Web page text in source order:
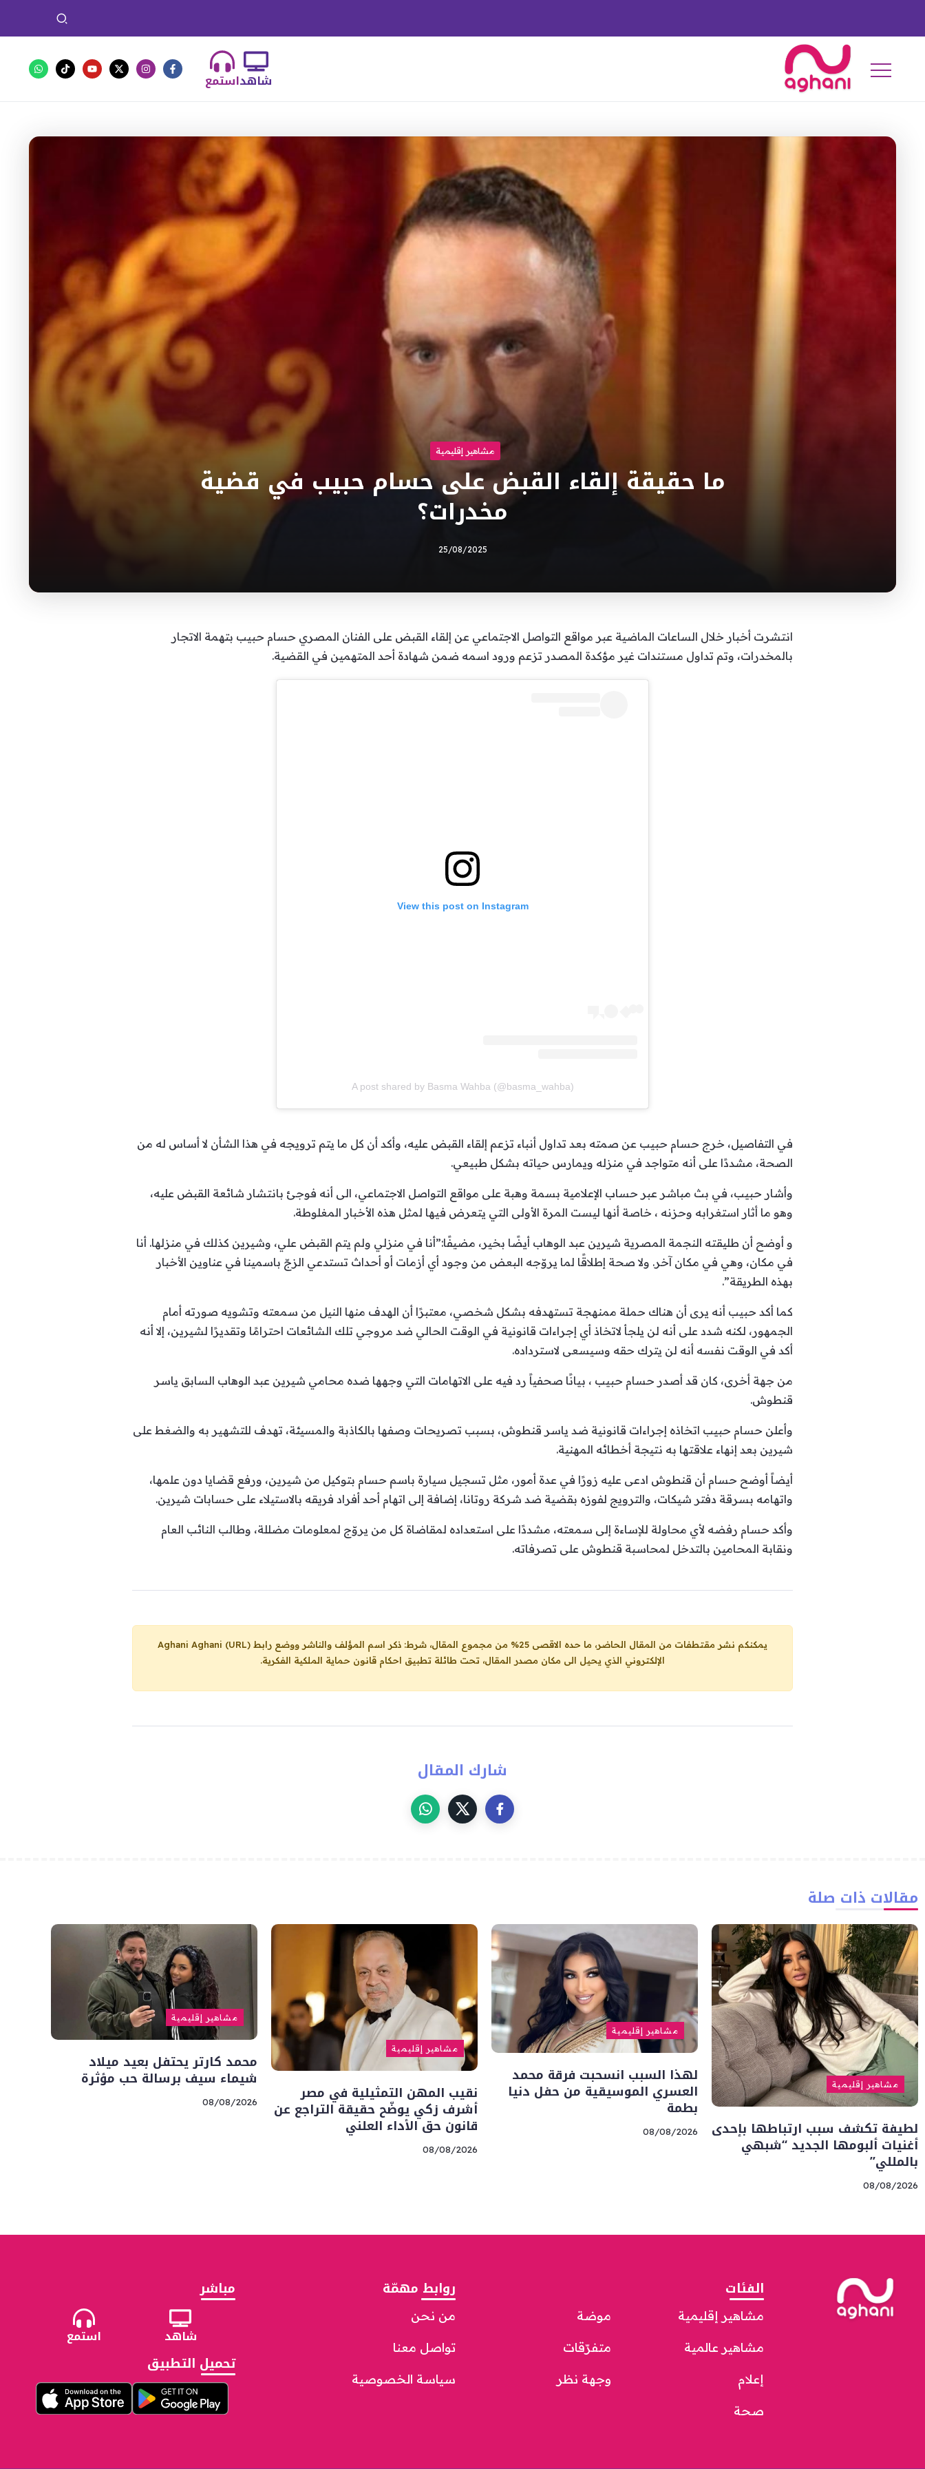
استمعشاهد
مشاهير إقليمية
ما حقيقة إلقاء القبض على حسام حبيب في قضية
مخدرات؟
25/08/2025
انتشرت أخبار خلال الساعات الماضية عبر مواقع التواصل الاجتماعي عن إلقاء القبض على الفنان المصري حسام حبيب بتهمة الاتجار
بالمخدرات، وتم تداول مستندات غير مؤكدة المصدر تزعم ورود اسمه ضمن شهادة أحد المتهمين في القضية.
View this post on Instagram
A post shared by Basma Wahba (@basma_wahba)
في التفاصيل، خرج حسام حبيب عن صمته بعد تداول أنباء تزعم إلقاء القبض عليه، وأكد أن كل ما يتم ترويجه في هذا الشأن لا أساس له من
الصحة، مشددًا على أنه متواجد في منزله ويمارس حياته بشكل طبيعي.
وأشار حبيب، في بث مباشر عبر حساب الإعلامية بسمة وهبة على مواقع التواصل الاجتماعي، الى أنه فوجئ بانتشار شائعة القبض عليه،
وهو ما أثار استغرابه وحزنه ، خاصة أنها ليست المرة الأولى التي يتعرض فيها لمثل هذه الأخبار المغلوطة.
و أوضح أن طليقته النجمة المصرية شيرين عبد الوهاب أيضًا بخير، مضيفًا:”أنا في منزلي ولم يتم القبض علي، وشيرين كذلك في منزلها. أنا
في مكان، وهي في مكان آخر. ولا صحة إطلاقًا لما يروّجه البعض من وجود أي أزمات أو أحداث تستدعي الزجّ باسمينا في عناوين الأخبار
بهذه الطريقة”.
كما أكد حبيب أنه يرى أن هناك حملة ممنهجة تستهدفه بشكل شخصي، معتبرًا أن الهدف منها النيل من سمعته وتشويه صورته أمام
الجمهور، لكنه شدد على أنه لن يلجأ لاتخاذ أي إجراءات قانونية في الوقت الحالي ضد مروجي تلك الشائعات احترامًا وتقديرًا لشيرين، إلا أنه
أكد في الوقت نفسه أنه لن يترك حقه وسيسعى لاسترداده.
من جهة أخرى، كان قد أصدر حسام حبيب ، بيانًا صحفياً رد فيه على الاتهامات التي وجهها ضده محامي شيرين عبد الوهاب السابق ياسر
قنطوش.
وأعلن حسام حبيب اتخاذه إجراءات قانونية ضد ياسر قنطوش، بسبب تصريحات وصفها بالكاذبة والمسيئة، تهدف للتشهير به والضغط على
شيرين بعد إنهاء علاقتها به نتيجة أخطائه المهنية.
أيضاً أوضح حسام أن قنطوش ادعى عليه زورًا في عدة أمور، مثل تسجيل سيارة باسم حسام بتوكيل من شيرين، ورفع قضايا دون علمها،
واتهامه بسرقة دفتر شيكات، والترويج لفوزه بقضية ضد شركة روتانا، إضافة إلى اتهام أحد أفراد فريقه بالاستيلاء على حسابات شيرين.
وأكد حسام رفضه لأي محاولة للإساءة إلى سمعته، مشددًا على استعداده لمقاضاة كل من يروّج لمعلومات مضللة، وطالب النائب العام
ونقابة المحامين بالتدخل لمحاسبة قنطوش على تصرفاته.
يمكنكم نشر مقتطفات من المقال الحاضر، ما حده الاقصى 25% من مجموع المقال، شرط: ذكر اسم المؤلف والناشر ووضع رابط
Aghani Aghani (URL)
الإلكتروني الذي يحيل الى مكان مصدر المقال، تحت طائلة تطبيق احكام قانون حماية الملكية الفكرية.
شارك المقال
مقالات ذات صلة
مشاهير إقليمية
لطيفة تكشف سبب ارتباطها بإحدى
أغنيات ألبومها الجديد “شبهي
بالمللي”
08/08/2026
مشاهير إقليمية
لهذا السبب انسحبت فرقة محمد
العسري الموسيقية من حفل دنيا
بطمة
08/08/2026
مشاهير إقليمية
نقيب المهن التمثيلية في مصر
أشرف زكي يوضّح حقيقة التراجع عن
قانون حق الأداء العلني
08/08/2026
مشاهير إقليمية
محمد كارتر يحتفل بعيد ميلاد
شيماء سيف برسالة حب مؤثرة
08/08/2026
الفئات
مشاهير إقليمية
مشاهير عالمية
إعلام
صحة
موضة
متفرّقات
وجهة نظر
روابط مهمّة
من نحن
تواصل معنا
سياسة الخصوصية
مباشر
شاهد استمع
تحميل التطبيق